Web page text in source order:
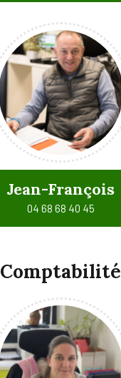
Jean-François
04 68 68 40 45
Comptabilité